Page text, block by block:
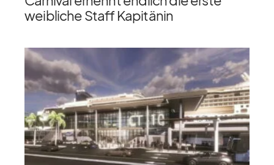
weibliche Staff Kapitänin